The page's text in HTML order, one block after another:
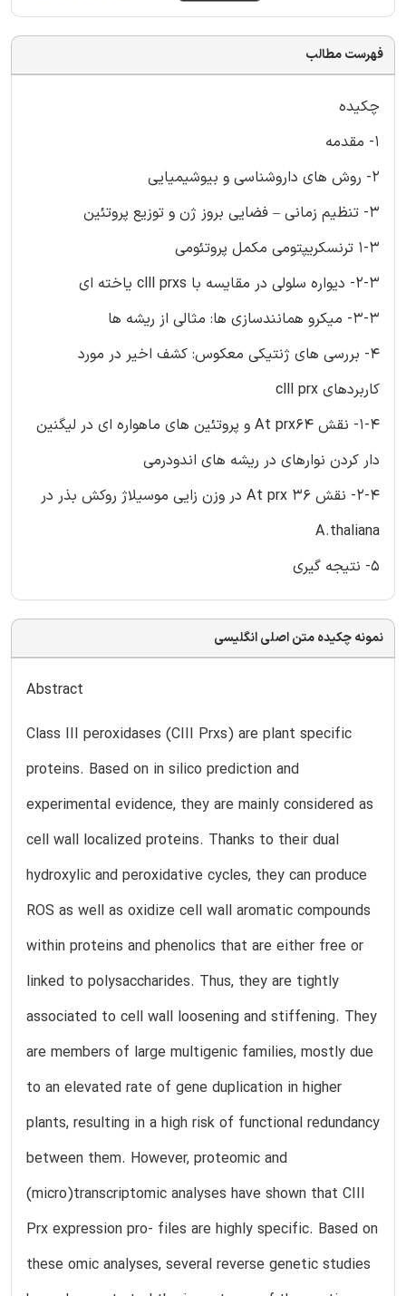
فهرست مطالب
چکیده
1- مقدمه
2- روش های داروشناسی و بیوشیمیایی
3- تنظیم زمانی – فضایی بروز ژن و توزیع پروتئین
1-3 ترنسکریپتومی مکمل پروتئومی
2-3- دیواره سلولی در مقایسه با clll prxs یاخته ای
3-3- میکرو همانندسازی ها: مثالی از ریشه ها
4- بررسی های ژنتیکی معکوس: کشف اخیر در مورد
کاربردهای clll prx
1-4- نقش At prx64 و پروتئین های ماهواره ای در لیگنین
دار کردن نوارهای در ریشه های اندودرمی
2-4- نقش At prx 36 در وزن زایی موسیلاژ روکش بذر در
A.thaliana
5- نتیجه گیری
نمونه چکیده متن اصلی انگلیسی
Abstract
Class III peroxidases (CIII Prxs) are plant specific
proteins. Based on in silico prediction and
experimental evidence, they are mainly considered as
cell wall localized proteins. Thanks to their dual
hydroxylic and peroxidative cycles, they can produce
ROS as well as oxidize cell wall aromatic compounds
within proteins and phenolics that are either free or
linked to polysaccharides. Thus, they are tightly
associated to cell wall loosening and stiffening. They
are members of large multigenic families, mostly due
to an elevated rate of gene duplication in higher
plants, resulting in a high risk of functional redundancy
between them. However, proteomic and
(micro)transcriptomic analyses have shown that CIII
Prx expression pro- files are highly specific. Based on
these omic analyses, several reverse genetic studies